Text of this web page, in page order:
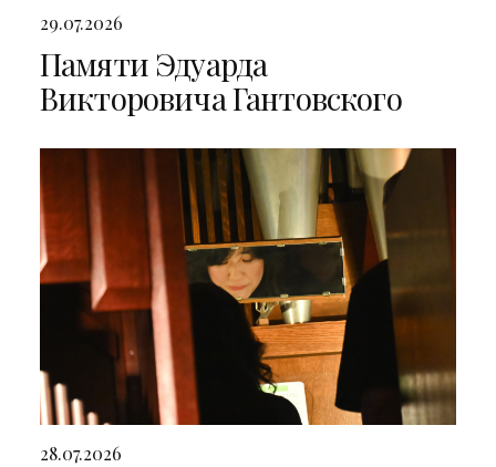
29.07.2026
Памяти Эдуарда
Викторовича Гантовского
28.07.2026